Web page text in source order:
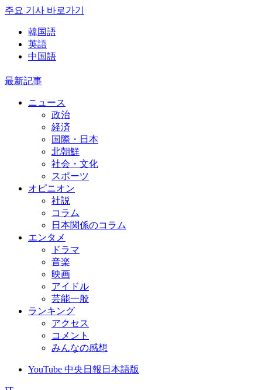
주요 기사 바로가기
韓国語
英語
中国語
最新記事
ニュース
政治
経済
国際・日本
北朝鮮
社会・文化
スポーツ
オピニオン
社説
コラム
日本関係のコラム
エンタメ
ドラマ
音楽
映画
アイドル
芸能一般
ランキング
アクセス
コメント
みんなの感想
YouTube 中央日報日本語版